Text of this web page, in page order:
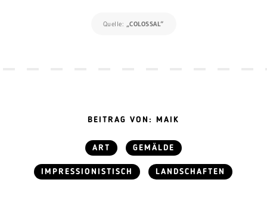
Quelle: „COLOSSAL“
BEITRAG VON: MAIK
ART GEMÄLDE
IMPRESSIONISTISCH LANDSCHAFTEN